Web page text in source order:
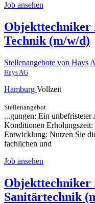
Job ansehen
Objekttechniker
Technik (m/w/d)
Stellenangebote von Hays
Hays AG
Hamburg Vollzeit
Stellenangebot
...gungen: Ein
Konditionen Erholungszeit:
Entwicklung: Nutzen Sie
fachlichen und
Job ansehen
Objekttechniker
Sanitärtechnik